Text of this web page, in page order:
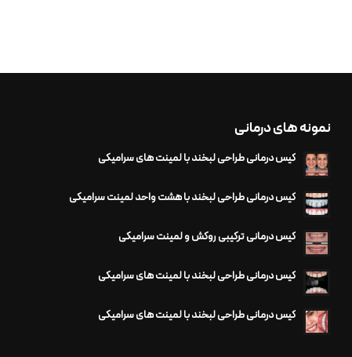
نمونه های درمانی
کیس درمانی طراحی لبخند با لمینت های سرامیکی
کیس درمانی طراحی لبخند با هشت واحد لمینت سرامیکی
کیس درمانی ترکیبی روکش و لمینت سرامیکی
کیس درمانی طراحی لبخند با لمینت های سرامیکی
کیس درمانی طراحی لبخند با لمینت های سرامیکی